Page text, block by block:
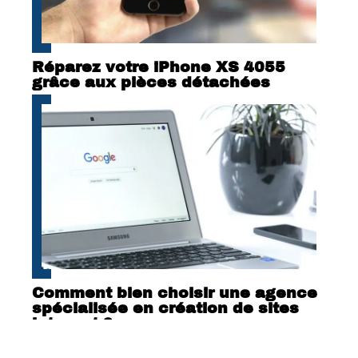
Réparez votre iPhone XS 4055
grâce aux pièces détachées
Comment bien choisir une agence
spécialisée en création de sites
internet ?